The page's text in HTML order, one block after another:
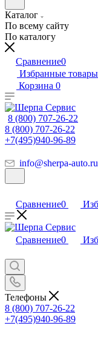
Каталог
По всему сайту
По каталогу
Сравнение0
Избранные товары
Корзина 0
8 (800) 707-26-22
8 (800) 707-26-22
+7(495)940-96-89
info@sherpa-auto.ru
Сравнение0
Сравнение0
Телефоны
8 (800) 707-26-22
+7(495)940-96-89